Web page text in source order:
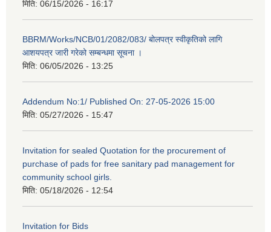
मिति: 06/15/2026 - 16:17
BBRM/Works/NCB/01/2082/083/ बोलपत्र स्वीकृतिको लागि
आशयपत्र जारी गरेको सम्बन्धमा सूचना ।
मिति: 06/05/2026 - 13:25
Addendum No:1/ Published On: 27-05-2026 15:00
मिति: 05/27/2026 - 15:47
Invitation for sealed Quotation for the procurement of
purchase of pads for free sanitary pad management for
community school girls.
मिति: 05/18/2026 - 12:54
Invitation for Bids